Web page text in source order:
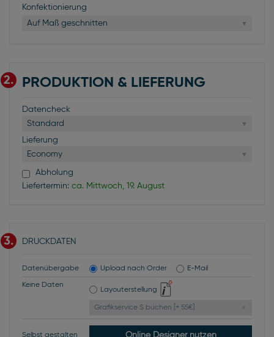
Konfektionierung
Auf Maß geschnitten
2. PRODUKTION & LIEFERUNG
Datencheck
Standard
Lieferung
Economy
Abholung
Liefertermin: ca. Mittwoch, 19. August
3. DRUCKDATEN
Datenübergabe Upload nach Order E-Mail
Keine Daten
Layouterstellung
Grafikservice S buchen [+ 55€]
Selbst gestalten Online Designer nutzen